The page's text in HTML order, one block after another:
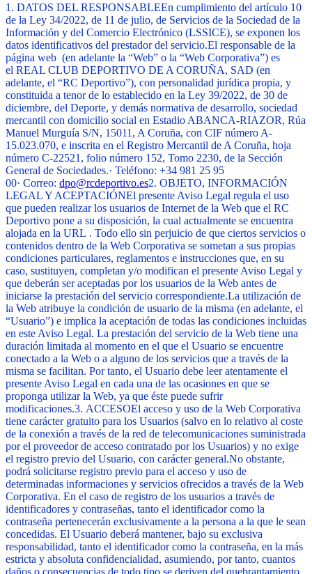
1. DATOS DEL RESPONSABLEEn cumplimiento del artículo 10
de la Ley 34/2022, de 11 de julio, de Servicios de la Sociedad de la
Información y del Comercio Electrónico (LSSICE), se exponen los
datos identificativos del prestador del servicio.El responsable de la
página web (en adelante la “Web” o la “Web Corporativa”) es
el REAL CLUB DEPORTIVO DE A CORUÑA, SAD (en
adelante, el “RC Deportivo”), con personalidad jurídica propia, y
constituida a tenor de lo establecido en la Ley 39/2022, de 30 de
diciembre, del Deporte, y demás normativa de desarrollo, sociedad
mercantil con domicilio social en Estadio ABANCA-RIAZOR, Rúa
Manuel Murguía S/N, 15011, A Coruña, con CIF número A-
15.023.070, e inscrita en el Registro Mercantil de A Coruña, hoja
número C-22521, folio número 152, Tomo 2230, de la Sección
General de Sociedades.· Teléfono: +34 981 25 95
00· Correo: dpo@rcdeportivo.es2. OBJETO, INFORMACIÓN
LEGAL Y ACEPTACIÓNEl presente Aviso Legal regula el uso
que pueden realizar los usuarios de Internet de la Web que el RC
Deportivo pone a su disposición, la cual actualmente se encuentra
alojada en la URL . Todo ello sin perjuicio de que ciertos servicios o
contenidos dentro de la Web Corporativa se sometan a sus propias
condiciones particulares, reglamentos e instrucciones que, en su
caso, sustituyen, completan y/o modifican el presente Aviso Legal y
que deberán ser aceptadas por los usuarios de la Web antes de
iniciarse la prestación del servicio correspondiente.La utilización de
la Web atribuye la condición de usuario de la misma (en adelante, el
“Usuario”) e implica la aceptación de todas las condiciones incluidas
en este Aviso Legal. La prestación del servicio de la Web tiene una
duración limitada al momento en el que el Usuario se encuentre
conectado a la Web o a alguno de los servicios que a través de la
misma se facilitan. Por tanto, el Usuario debe leer atentamente el
presente Aviso Legal en cada una de las ocasiones en que se
proponga utilizar la Web, ya que éste puede sufrir
modificaciones.3. ACCESOEl acceso y uso de la Web Corporativa
tiene carácter gratuito para los Usuarios (salvo en lo relativo al coste
de la conexión a través de la red de telecomunicaciones suministrada
por el proveedor de acceso contratado por los Usuarios) y no exige
el registro previo del Usuario, con carácter general.No obstante,
podrá solicitarse registro previo para el acceso y uso de
determinadas informaciones y servicios ofrecidos a través de la Web
Corporativa. En el caso de registro de los usuarios a través de
identificadores y contraseñas, tanto el identificador como la
contraseña pertenecerán exclusivamente a la persona a la que le sean
concedidas. El Usuario deberá mantener, bajo su exclusiva
responsabilidad, tanto el identificador como la contraseña, en la más
estricta y absoluta confidencialidad, asumiendo, por tanto, cuantos
daños o consecuencias de todo tipo se deriven del quebrantamiento